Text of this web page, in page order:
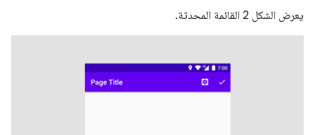
يعرض الشكل 2 القائمة المحدثة.